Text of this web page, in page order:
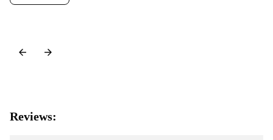
Reviews: